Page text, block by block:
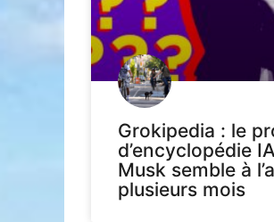
Grokipedia : le
d’encyclopédie
Musk semble à
plusieurs mois